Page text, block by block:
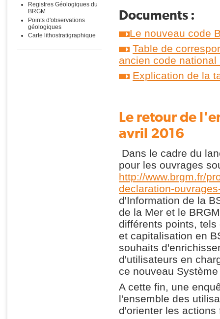
Registres Géologiques du
BRGM
Points d'observations
géologiques
Carte lithostratigraphique
Documents :
Le nouveau code
Table de
ancien code national
Explication de la
Le retour de
avril 2016
Dans le cadre du
pour les ouvrages
http://www.brgm.fr/
declaration-
d'Information de la
de la Mer et le
différents points,
et capitalisation en
souhaits
d'utilisateurs en
ce nouveau
A cette fin, une
l'ensemble des
d'orienter les actions